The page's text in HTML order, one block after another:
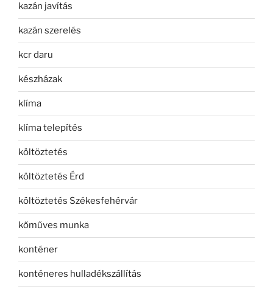
kazán javítás
kazán szerelés
kcr daru
készházak
klíma
klíma telepítés
költöztetés
költöztetés Érd
költöztetés Székesfehérvár
kőműves munka
konténer
konténeres hulladékszállítás